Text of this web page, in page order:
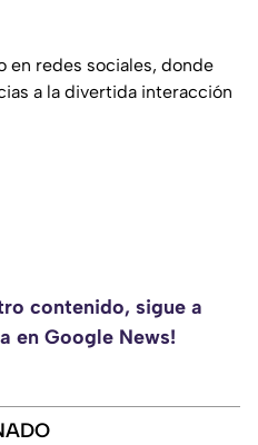
en redes sociales, donde
a la divertida interacción
contenido, sigue a
en Google News!